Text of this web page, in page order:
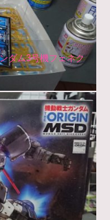
ダム3号機フェネク